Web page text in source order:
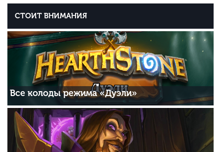
СТОИТ ВНИМАНИЯ
Все колоды режима «Дуэли»